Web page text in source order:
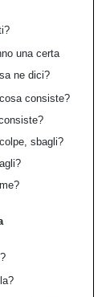
una certa
ne dici?
consiste?
sbagli?